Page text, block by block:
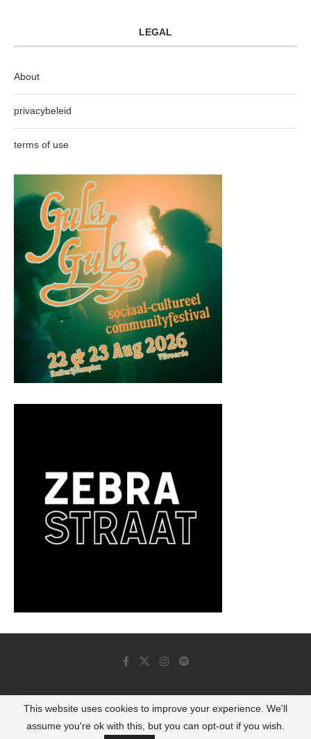
LEGAL
About
privacybeleid
terms of use
© 2022 - Luminous Dash All Rights Reserved
This website uses cookies to improve your experience. We'll
assume you're ok with this, but you can opt-out if you wish.